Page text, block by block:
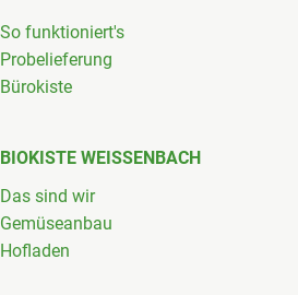
So funktioniert's
Probelieferung
Bürokiste
BIOKISTE WEISSENBACH
Das sind wir
Gemüseanbau
Hofladen